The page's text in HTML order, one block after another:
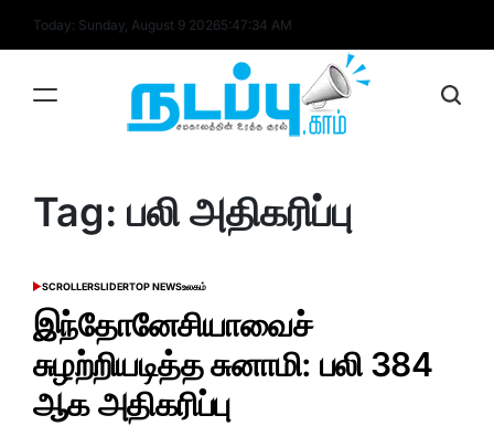
Today: Sunday, August 9 20265:47:34 AM
Tag: பலி அதிகரிப்பு
POSTED
IN
SCROLLERSLIDERTOP NEWSஉலகம்
இந்தோனேசியாவைச்
சுழற்றியடித்த சுனாமி: பலி 384
ஆக அதிகரிப்பு